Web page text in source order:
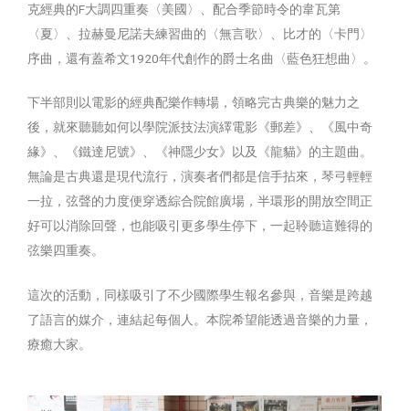
克經典的F大調四重奏〈美國〉、配合季節時令的韋瓦第
〈夏〉、拉赫曼尼諾夫練習曲的〈無言歌〉、比才的〈卡門〉
序曲，還有蓋希文1920年代創作的爵士名曲〈藍色狂想曲〉。
下半部則以電影的經典配樂作轉場，領略完古典樂的魅力之
後，就來聽聽如何以學院派技法演繹電影《郵差》、《風中奇
緣》、《鐵達尼號》、《神隱少女》以及《龍貓》的主題曲。
無論是古典還是現代流行，演奏者們都是信手拈來，琴弓輕輕
一拉，弦聲的力度便穿透綜合院館廣場，半環形的開放空間正
好可以消除回聲，也能吸引更多學生停下，一起聆聽這難得的
弦樂四重奏。
這次的活動，同樣吸引了不少國際學生報名參與，音樂是跨越
了語言的媒介，連結起每個人。本院希望能透過音樂的力量，
療癒大家。